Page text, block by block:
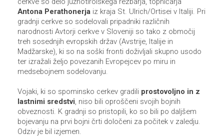
Antona Perathonerja iz kraja St. Ulrich/Ortisei v Italiji. Pri
gradnji cerkve so sodelovali pripadniki različnih
narodnosti Avtorji cerkve v Sloveniji so tako z območij
treh sosednjih evropskih držav (Avstrije, Italije in
Madžarske), ki so na soški fronti doživljali skupno usodo
ter izražali željo povezanih Evropejcev po miru in
medsebojnem sodelovanju.
Vojaki, ki so spominsko cerkev gradili prostovoljno in z
lastnimi sredstvi, niso bili oproščeni svojih bojnih
obveznosti. K gradnji so pristopili, ko so bili po daljšem
bojevanju na prvi bojni črti določeni za počitek v zaledju.
Odziv je bil izjemen.